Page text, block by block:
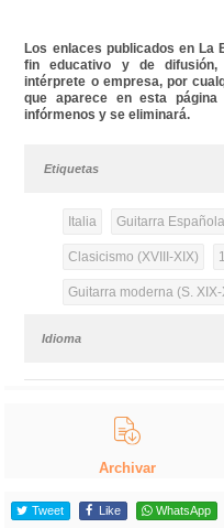
Los enlaces publicados en La
fin educativo y de difusión,
intérprete o empresa, por
que aparece en esta
infórmenos y se eliminará.
Etiquetas
Italia Guitarra
Clasicismo (XVIII-XIX)
Guitarra moderna (S. XIX-
Idioma
Archivar
Tweet Like WhatsApp